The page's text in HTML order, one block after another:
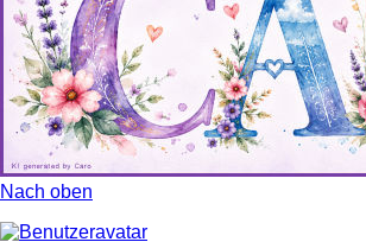
Nach oben